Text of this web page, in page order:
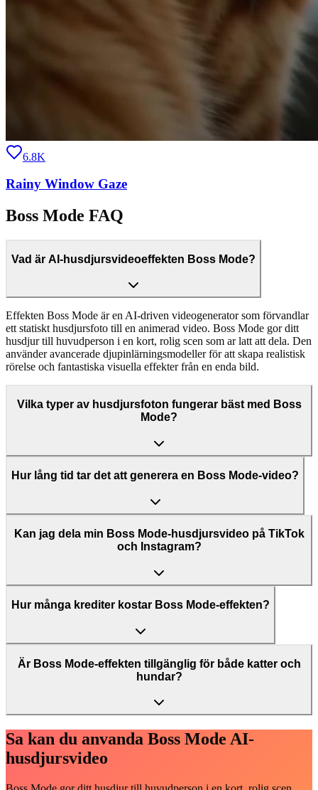
6.8K
Rainy Window Gaze
Boss Mode FAQ
Vad är AI-husdjursvideoeffekten Boss Mode?
Effekten Boss Mode är en AI-driven videogenerator som förvandlar
ett statiskt husdjursfoto till en animerad video. Boss Mode gor ditt
husdjur till huvudperson i en kort, rolig scen som ar latt att dela. Den
använder avancerade djupinlärningsmodeller för att skapa realistisk
rörelse och fantastiska visuella effekter från en enda bild.
Vilka typer av husdjursfoton fungerar bäst med Boss
Mode?
Hur lång tid tar det att generera en Boss Mode-video?
Kan jag dela min Boss Mode-husdjursvideo på TikTok
och Instagram?
Hur många krediter kostar Boss Mode-effekten?
Är Boss Mode-effekten tillgänglig för både katter och
hundar?
Sa kan du anvanda Boss Mode AI-
husdjursvideo